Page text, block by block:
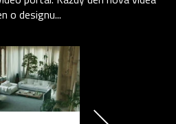
o designu...